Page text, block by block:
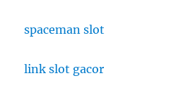
spaceman slot
link slot gacor